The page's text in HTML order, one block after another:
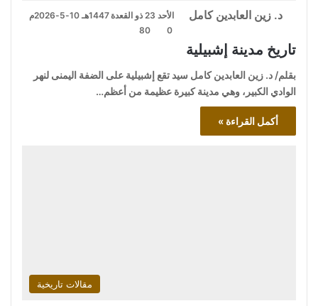
د. زين العابدين كامل
الأحد 23 ذو القعدة 1447هـ 10-5-2026م
0
80
تاريخ مدينة إشبيلية
بقلم/ د. زين العابدين كامل سيد تقع إشبيلية على الضفة اليمنى لنهر
الوادي الكبير، وهي مدينة كبيرة عظيمة من أعظم…
أكمل القراءة »
مقالات تاريخية